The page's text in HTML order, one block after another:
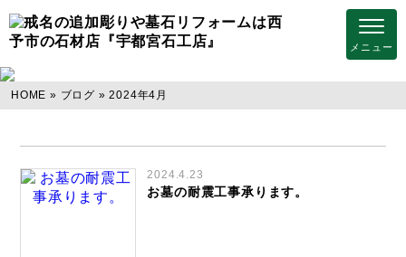
HOME » ブログ » 2024年4月
2024.4.23
お墓の耐震工事承ります。